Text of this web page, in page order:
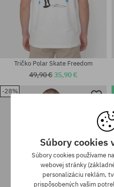
Tričko Polar Skate Freedom
49,90 €35,90 €
-28%
Súbory cookies
Súbory cookies používame
webovej stránky
personalizáciu reklám,
prispôsobených vašim